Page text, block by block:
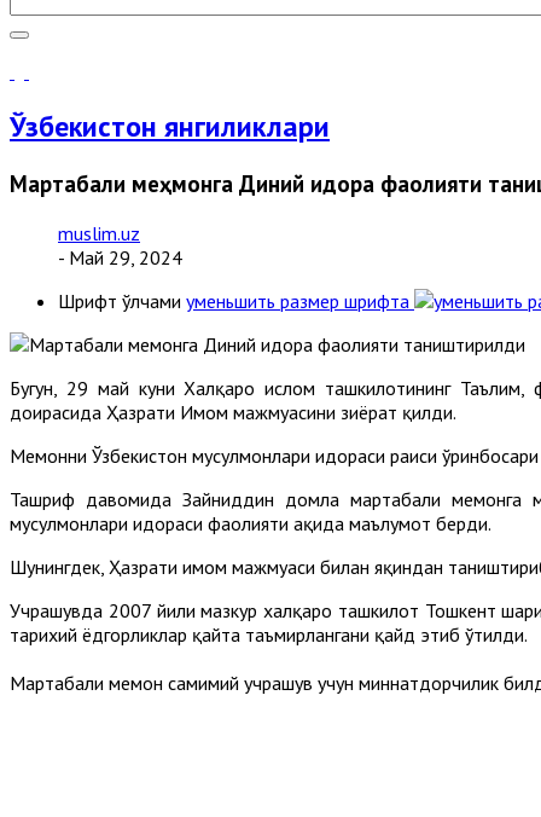
Ўзбекистон янгиликлари
Мартабали меҳмонга Диний идора фаолияти
muslim.uz
- Май 29, 2024
Шрифт ўлчами уменьшить размер шрифта
Бугун, 29 май куни Халқаро ислом ташкилотининг
доирасида Ҳазрати Имом мажмуасини зиёрат қилди.
Меҳмонни Ўзбекистон мусулмонлари идораси раиси
Ташриф давомида Зайниддин домла мартабали меҳмонга
мусулмонлари идораси фаолияти ҳақида маълумот берди.
Шунингдек, Ҳазрати имом мажмуаси билан яқиндан
Учрашувда 2007 йили мазкур халқаро ташкилот Тошкент
тарихий ёдгорликлар қайта таъмирлангани қайд этиб ўтилди.
Мартабали меҳмон самимий учрашув учун миннатдорчилик